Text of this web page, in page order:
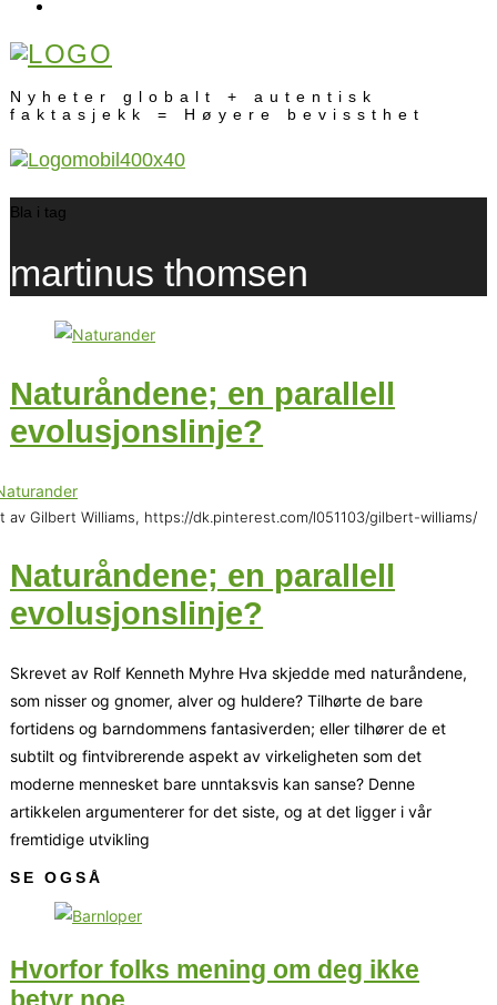
Nyheter globalt + autentisk
faktasjekk = Høyere bevissthet
Bla i tag
martinus thomsen
Naturåndene; en parallell
evolusjonslinje?
av Gilbert Williams, https://dk.pinterest.com/l051103/gilbert-williams/
Naturåndene; en parallell
evolusjonslinje?
Skrevet av Rolf Kenneth Myhre Hva skjedde med naturåndene,
som nisser og gnomer, alver og huldere? Tilhørte de bare
fortidens og barn­­dommens fantasiverden; eller tilhører de et
subtilt og fintvibrerende aspekt av virkeligheten som det
moderne mennesket bare unntaksvis kan sanse? Denne
artikkelen argumenterer for det siste, og at det ligger i vår
fremtidige utvikling
SE OGSÅ
Hvorfor folks mening om deg ikke
betyr noe